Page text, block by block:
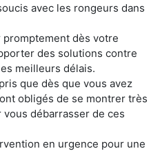
avec les rongeurs dans
promptement dès votre
des solutions contre
meilleurs délais.
que dès que vous avez
obligés de se montrer très
débarrasser de ces
en urgence pour une